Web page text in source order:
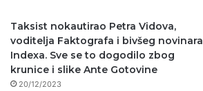
Taksist nokautirao Petra Vidova,
voditelja Faktografa i bivšeg novinara
Indexa. Sve se to dogodilo zbog
krunice i slike Ante Gotovine
20/12/2023